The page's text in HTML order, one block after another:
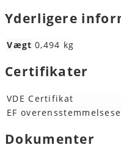
Yderligere
Vægt 0,494 kg
Certifikater
VDE Certifikat
EF
Dokumenter